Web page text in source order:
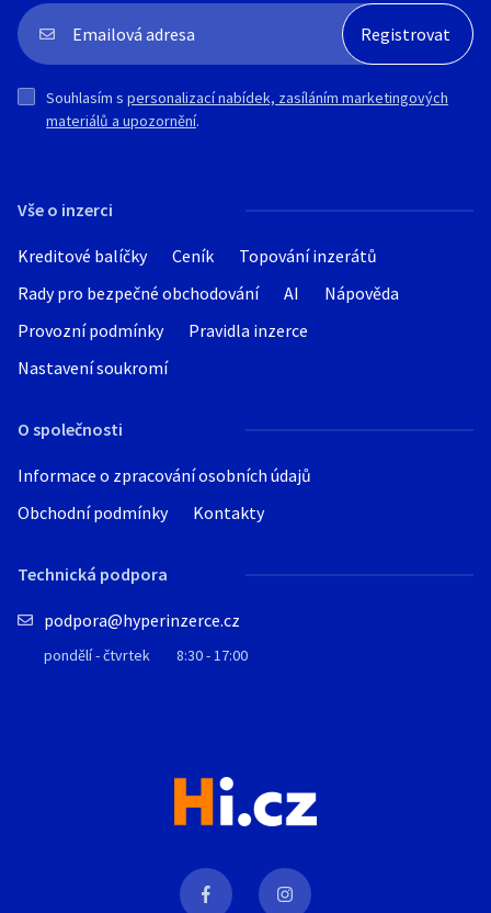
Vše o inzerci
Kreditové balíčky Ceník
Topování inzerátů
Rady pro bezpečné obchodování
AI
Nápověda
Provozní podmínky
Pravidla inzerce
Nastavení soukromí
O společnosti
Informace o zpracování osobních údajů
Obchodní podmínky
Kontakty
Technická podpora
podpora@hyperinzerce.cz
pondělí - čtvrtek 8:30 - 17:00
Souhlasím s personalizací nabídek, zasíláním marketingových
materiálů a upozornění.